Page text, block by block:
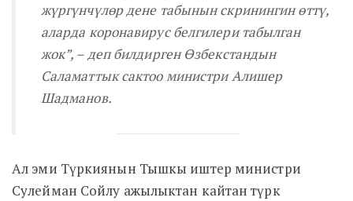
жүргүнчүлөр дене табынын скринингин өттү,
аларда коронавирус белгилери табылган
жок”, – деп билдирген Өзбекстандын
Саламаттык сактоо министри Алишер
Шадманов.
Ал эми Түркиянын Тышкы иштер министри
Сулейман Сойлу ажылыктан кайтан түрк